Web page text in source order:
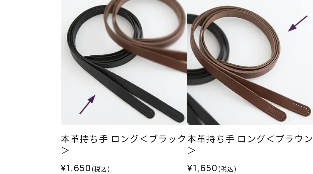
本革持ち手 ロング＜ブラック
＞
¥1,650(税込)
本革持ち手 ロング＜ブラウン
＞
¥1,650(税込)